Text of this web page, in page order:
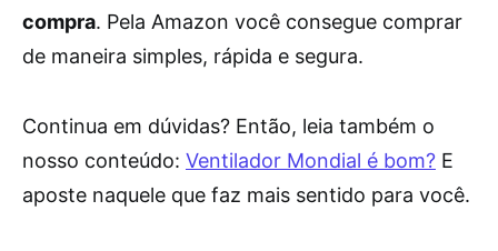
compra. Pela Amazon você consegue comprar
de maneira simples, rápida e segura.
Continua em dúvidas? Então, leia também o
nosso conteúdo: Ventilador Mondial é bom? E
aposte naquele que faz mais sentido para você.